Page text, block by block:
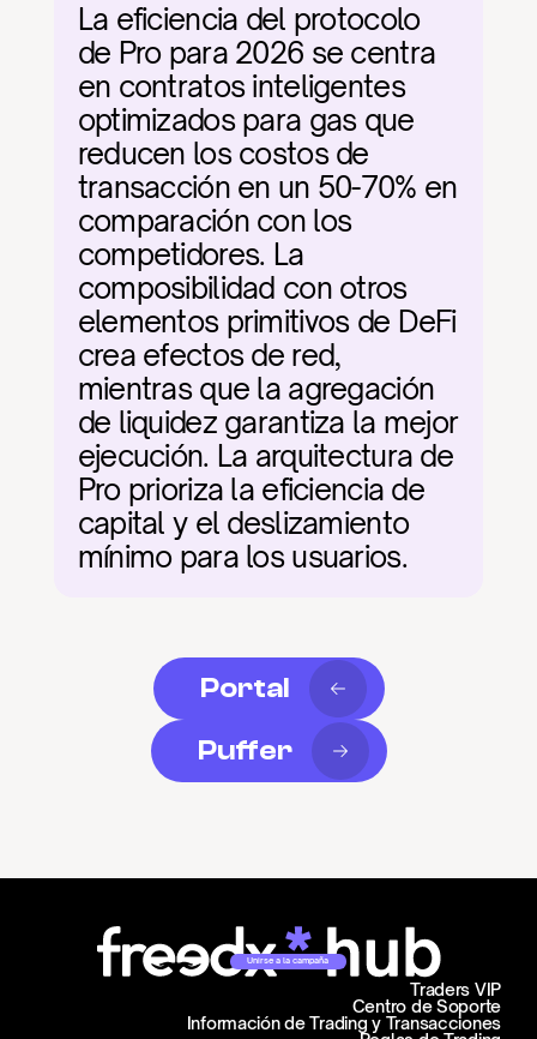
La eficiencia del protocolo
de Pro para 2026 se centra
en contratos inteligentes
optimizados para gas que
reducen los costos de
transacción en un 50-70% en
comparación con los
competidores. La
composibilidad con otros
elementos primitivos de DeFi
crea efectos de red,
mientras que la agregación
de liquidez garantiza la mejor
ejecución. La arquitectura de
Pro prioriza la eficiencia de
capital y el deslizamiento
mínimo para los usuarios.
Portal
Puffer
Unirse a la campaña
Centro de Soporte
Información de Trading y Transacciones
Traders VIP